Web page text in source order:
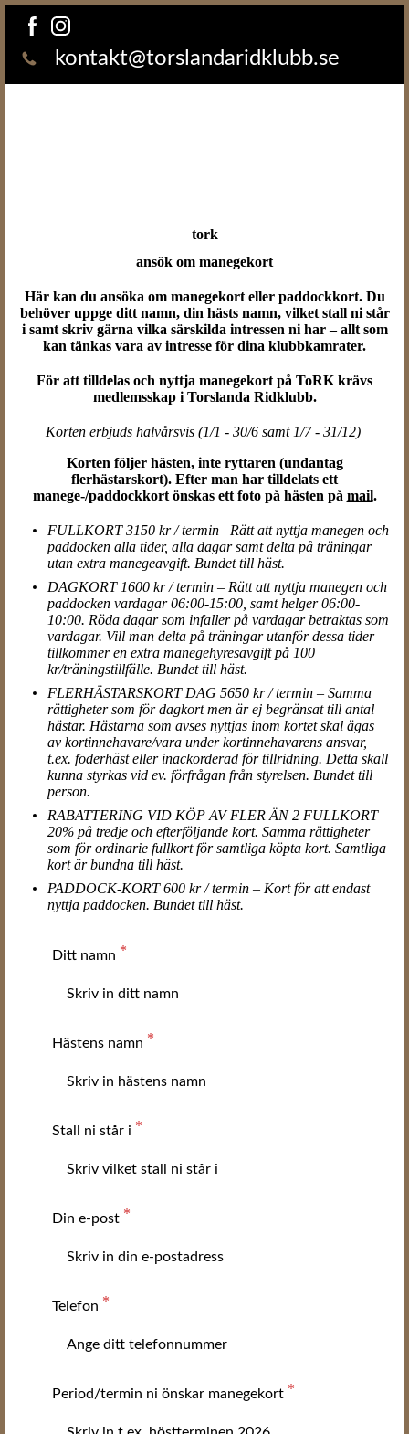
kontakt@torslandaridklubb.se
tork
ansök om manegekort
Här kan du ansöka om manegekort eller paddockkort. Du
behöver uppge ditt namn, din hästs namn, vilket stall ni står
i samt skriv gärna vilka särskilda intressen ni har – allt som
kan tänkas vara av intresse för dina klubbkamrater.
För att tilldelas och nyttja manegekort på ToRK krävs
medlemsskap i Torslanda Ridklubb.
Korten erbjuds halvårsvis (1/1 - 30/6 samt 1/7 - 31/12)
Korten följer hästen, inte ryttaren (undantag
flerhästarskort). Efter man har tilldelats ett
manege-/paddockkort önskas ett foto på hästen på mail.
FULLKORT 3150 kr / termin– Rätt att nyttja manegen och
paddocken alla tider, alla dagar samt delta på träningar
utan extra manegeavgift. Bundet till häst.
DAGKORT 1600 kr / termin – Rätt att nyttja manegen och
paddocken vardagar 06:00-15:00, samt helger 06:00-
10:00. Röda dagar som infaller på vardagar betraktas som
vardagar. Vill man delta på träningar utanför dessa tider
tillkommer en extra manegehyresavgift på 100
kr/träningstillfälle. Bundet till häst.
FLERHÄSTARSKORT DAG 5650 kr / termin – Samma
rättigheter som för dagkort men är ej begränsat till antal
hästar. Hästarna som avses nyttjas inom kortet skal ägas
av kortinnehavare/vara under kortinnehavarens ansvar,
t.ex. foderhäst eller inackorderad för tillridning. Detta skall
kunna styrkas vid ev. förfrågan från styrelsen. Bundet till
person.
RABATTERING VID KÖP AV FLER ÄN 2 FULLKORT –
20% på tredje och efterföljande kort. Samma rättigheter
som för ordinarie fullkort för samtliga köpta kort. Samtliga
kort är bundna till häst.
PADDOCK-KORT 600 kr / termin – Kort för att endast
nyttja paddocken. Bundet till häst.
Ditt namn
Hästens namn
Stall ni står i
Din e-post
Telefon
Period/termin ni önskar manegekort